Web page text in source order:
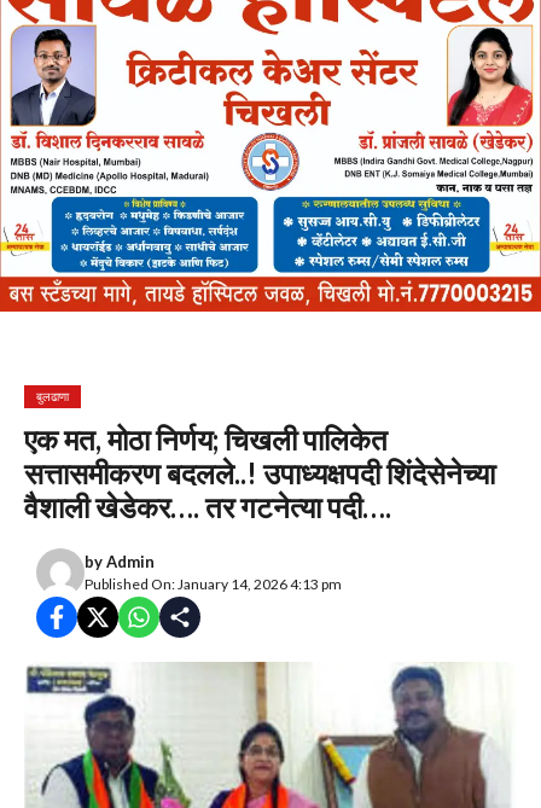
बुलढाणा
एक मत, मोठा निर्णय; चिखली पालिकेत
सत्तासमीकरण बदलले..! उपाध्यक्षपदी शिंदेसेनेच्या
वैशाली खेडेकर…. तर गटनेत्या पदी….
byAdmin
Published On: January 14, 2026 4:13 pm